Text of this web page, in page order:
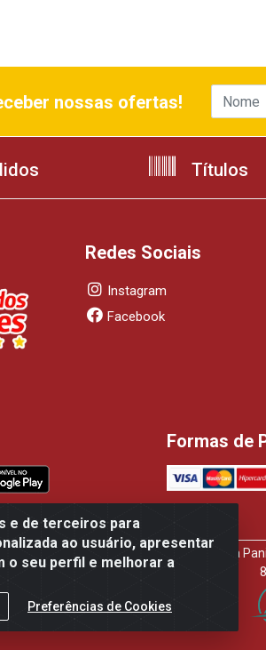
e de terceiros para
ao usuário, apresentar
o seu perfil e melhorar a
Preferências de Cookies
nossas ofertas!
Títulos
Redes Sociais
Instagram
Facebook
Formas de
Disppan Distribuidora de Produtos Para